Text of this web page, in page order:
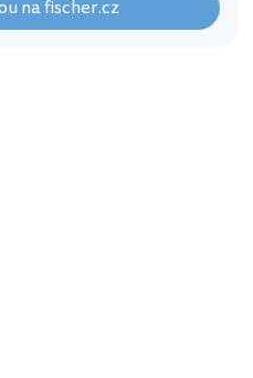
na fischer.cz